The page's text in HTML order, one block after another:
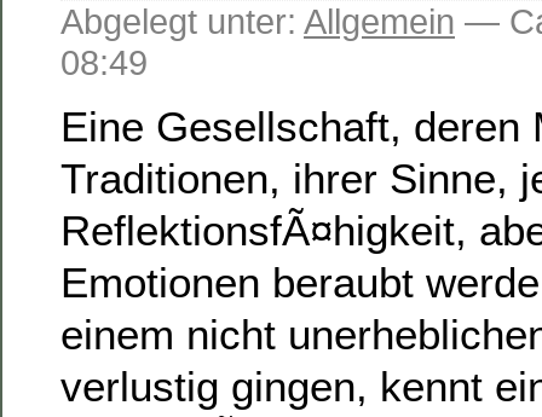
Abgelegt unter: Allgemein —
08:49
Eine Gesellschaft, deren
Traditionen, ihrer Sinne,
ReflektionsfÃ¤higkeit,
Emotionen beraubt
einem nicht
verlustig gingen, kennt